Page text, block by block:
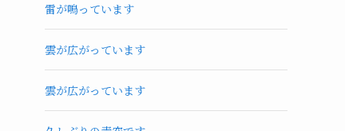
雷が鳴っています
雲が広がっています
雲が広がっています